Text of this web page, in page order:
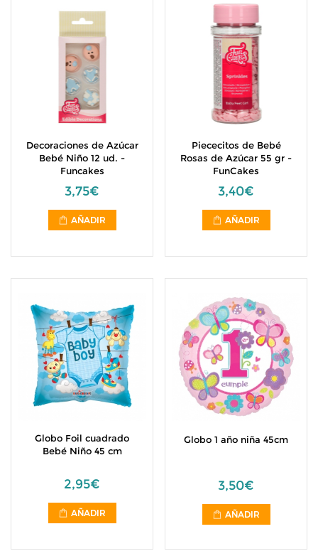
Decoraciones de Azúcar
Bebé Niño 12 ud. -
Funcakes
3,75€
AÑADIR
Piececitos de Bebé
Rosas de Azúcar 55 gr -
FunCakes
3,40€
AÑADIR
Globo Foil cuadrado
Bebé Niño 45 cm
2,95€
AÑADIR
Globo 1 año niña 45cm
3,50€
AÑADIR